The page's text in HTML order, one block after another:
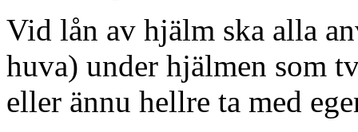
Vid lån av hjälm ska alla
huva) under hjälmen som
eller ännu hellre ta med